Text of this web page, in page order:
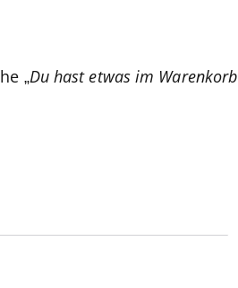
„Du hast etwas im Warenkorb